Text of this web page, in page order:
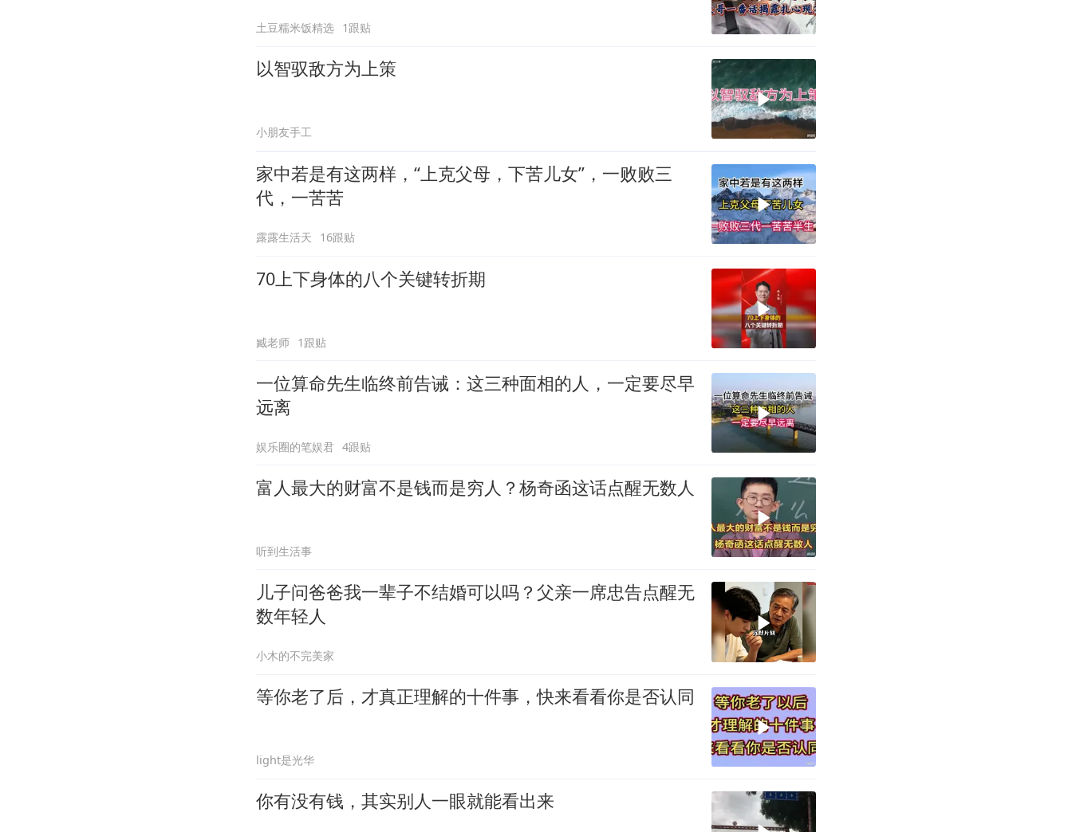
土豆糯米饭精选 1跟贴
以智驭敌方为上策
小朋友手工
家中若是有这两样，“上克父母，下苦儿女”，一败败三
代，一苦苦
露露生活天 16跟贴
70上下身体的八个关键转折期
臧老师 1跟贴
一位算命先生临终前告诫：这三种面相的人，一定要尽早
远离
娱乐圈的笔娱君 4跟贴
富人最大的财富不是钱而是穷人？杨奇函这话点醒无数人
听到生活事
儿子问爸爸我一辈子不结婚可以吗？父亲一席忠告点醒无
数年轻人
小木的不完美家
等你老了后，才真正理解的十件事，快来看看你是否认同
light是光华
你有没有钱，其实别人一眼就能看出来